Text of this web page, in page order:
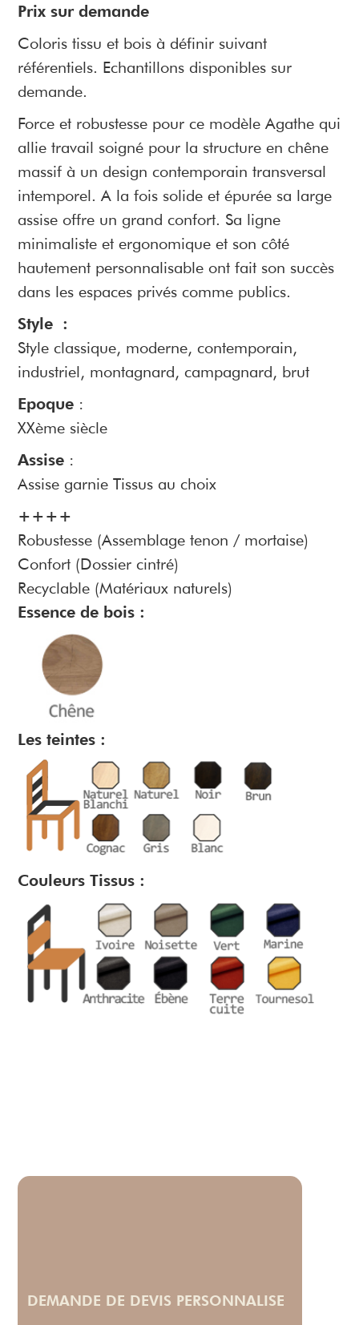
Prix sur demande
Coloris tissu et bois à définir suivant
référentiels. Echantillons disponibles sur
demande.
Force et robustesse pour ce modèle Agathe qui
allie travail soigné pour la structure en chêne
massif à un design contemporain transversal
intemporel. A la fois solide et épurée sa large
assise offre un grand confort. Sa ligne
minimaliste et ergonomique et son côté
hautement personnalisable ont fait son succès
dans les espaces privés comme publics.
Style :
Style classique, moderne, contemporain,
industriel, montagnard, campagnard, brut
Epoque :
XXème siècle
Assise :
Assise garnie Tissus au choix
++++
Robustesse (Assemblage tenon / mortaise)
Confort (Dossier cintré)
Recyclable (Matériaux naturels)
Essence de bois :
Les teintes :
Couleurs Tissus :
DEMANDE DE DEVIS PERSONNALISE